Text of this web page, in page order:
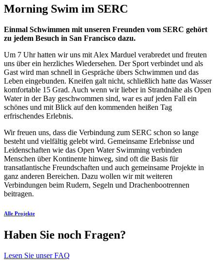
Morning Swim im SERC
Einmal Schwimmen mit unseren Freunden vom SERC gehört
zu jedem Besuch in San Francisco dazu.
Um 7 Uhr hatten wir uns mit Alex Marduel verabredet und freuten
uns über ein herzliches Wiedersehen. Der Sport verbindet und als
Gast wird man schnell in Gespräche übers Schwimmen und das
Leben eingebunden. Kneifen galt nicht, schließlich hatte das Wasser
komfortable 15 Grad. Auch wenn wir lieber in Strandnähe als Open
Water in der Bay geschwommen sind, war es auf jeden Fall ein
schönes und mit Blick auf den kommenden heißen Tag
erfrischendes Erlebnis.
Wir freuen uns, dass die Verbindung zum SERC schon so lange
besteht und vielfältig gelebt wird. Gemeinsame Erlebnisse und
Leidenschaften wie das Open Water Swimming verbinden
Menschen über Kontinente hinweg, sind oft die Basis für
transatlantische Freundschaften und auch gemeinsame Projekte in
ganz anderen Bereichen. Dazu wollen wir mit weiteren
Verbindungen beim Rudern, Segeln und Drachenbootrennen
beitragen.
Alle Projekte
Haben Sie noch Fragen?
Lesen Sie unser FAQ